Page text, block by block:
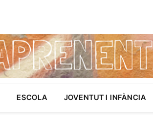
ESCOLA JOVENTUT I INFÀNCIA